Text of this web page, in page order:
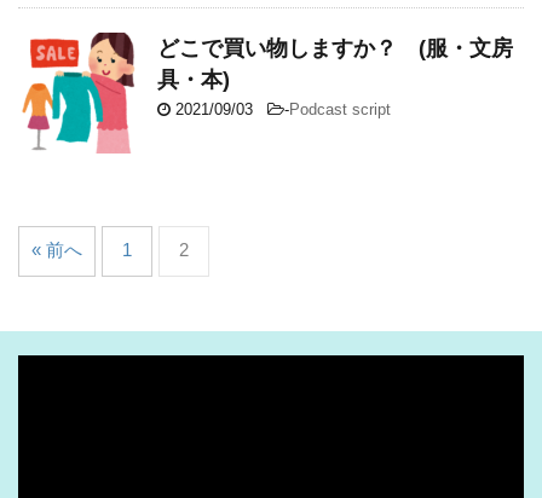
どこで買い物しますか？ (服・文房
具・本)
2021/09/03 -Podcast script
« 前へ 1 2